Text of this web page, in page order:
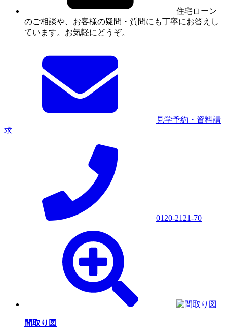
住宅ローン
のご相談や、お客様の疑問・質問にも丁寧にお答えし
ています。お気軽にどうぞ。
見学予約・資料請
求
0120-2121-70
間取り図